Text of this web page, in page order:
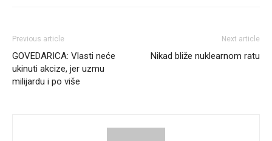
Previous article
GOVEDARICA: Vlasti neće
ukinuti akcize, jer uzmu
milijardu i po više
Next article
Nikad bliže nuklearnom ratu